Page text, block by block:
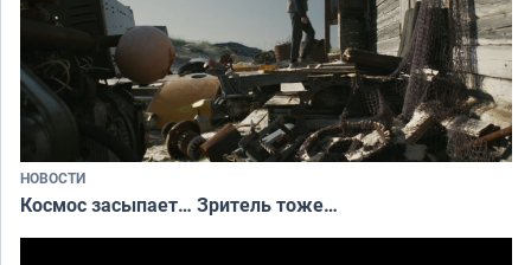
НОВОСТИ
Космос засыпает… Зритель тоже…